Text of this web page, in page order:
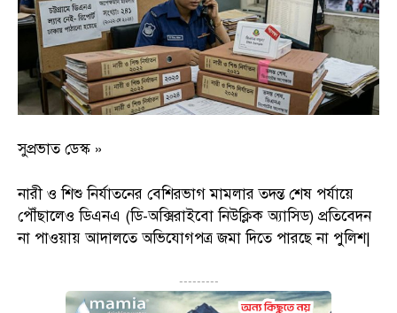
সুপ্রভাত ডেস্ক »
নারী ও শিশু নির্যাতনের বেশিরভাগ মামলার তদন্ত শেষ পর্যায়ে
পৌঁছালেও ডিএনএ (ডি-অক্সিরাইবো নিউক্লিক অ্যাসিড) প্রতিবেদন
না পাওয়ায় আদালতে অভিযোগপত্র জমা দিতে পারছে না পুলিশ|
---------